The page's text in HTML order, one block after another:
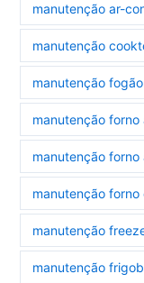
manutenção ar-
manutenção
manutenção
manutenção forno
manutenção forno
manutenção
manutenção
manutenção